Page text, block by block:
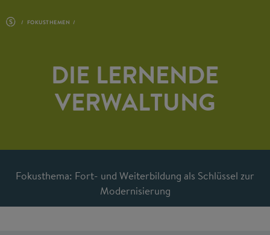
FOKUSTHEMEN
DIE LERNENDE
VERWALTUNG
Fokusthema: Fort- und Weiterbildung als Schlüssel zur
Modernisierung